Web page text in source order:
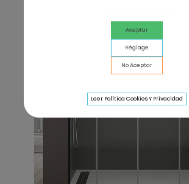
Aceptar
Réglage
No Aceptar
Leer Política Cookies Y Privacidad